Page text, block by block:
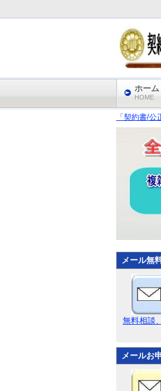
「契約書/
メール無
無料相談
メールお
ホーム
HOME